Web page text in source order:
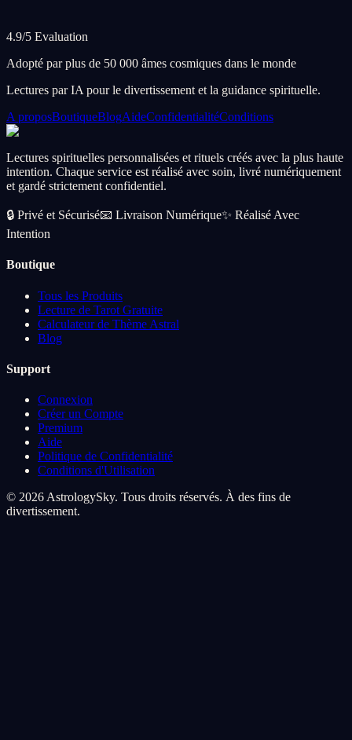
4.9/5 Evaluation
Adopté par plus de 50 000 âmes cosmiques dans le monde
Lectures par IA pour le divertissement et la guidance spirituelle.
A proposBoutiqueBlogAideConfidentialitéConditions
Lectures spirituelles personnalisées et rituels créés avec la plus haute
intention. Chaque service est réalisé avec soin, livré numériquement
et gardé strictement confidentiel.
🔒 Privé et Sécurisé📧 Livraison Numérique✨ Réalisé Avec
Intention
Boutique
Tous les Produits
Lecture de Tarot Gratuite
Calculateur de Thème Astral
Blog
Support
Connexion
Créer un Compte
Premium
Aide
Politique de Confidentialité
Conditions d'Utilisation
© 2026 AstrologySky. Tous droits réservés. À des fins de
divertissement.